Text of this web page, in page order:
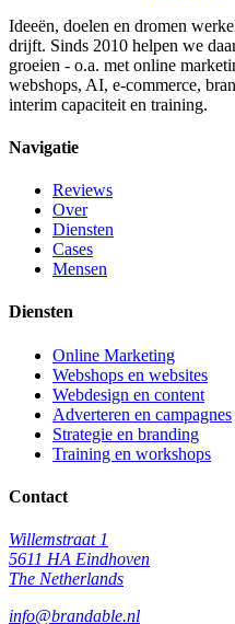
Ideeën, doelen en dromen
drijft. Sinds 2010 helpen we
groeien - o.a. met online
webshops, AI, e-commerce,
interim capaciteit en training.
Navigatie
Reviews
Over
Diensten
Cases
Mensen
Diensten
Online Marketing
Webshops en websites
Webdesign en content
Adverteren en campagnes
Strategie en branding
Training en workshops
Contact
Willemstraat 1
5611 HA Eindhoven
The Netherlands
info@brandable.nl